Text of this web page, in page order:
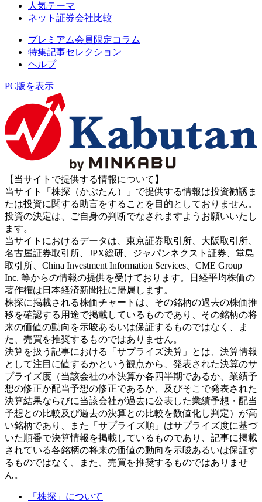
人気テーマ
ネット証券会社比較
プレミアム会員限定コラム
特集記事セレクション
ヘルプ
PC版を表示
【当サイトで提供する情報について】
当サイト「株探（かぶたん）」で提供する情報は投資勧誘ま
たは投資に関する助言をすることを目的としておりません。
投資の決定は、ご自身の判断でなされますようお願いいたし
ます。
当サイトにおけるデータは、東京証券取引所、大阪取引所、
名古屋証券取引所、JPX総研、ジャパンネクスト証券、堂島
取引所、China Investment Information Services、CME Group
Inc. 等からの情報の提供を受けております。日経平均株価の
著作権は日本経済新聞社に帰属します。
株探に掲載される株価チャートは、その銘柄の過去の株価推
移を確認する用途で掲載しているものであり、その銘柄の将
来の価値の動向を示唆あるいは保証するものではなく、ま
た、売買を推奨するものではありません。
決算を扱う記事における「サプライズ決算」とは、決算情報
として注目に値するかという観点から、発表された決算のサ
プライズ度（当該会社の本決算か各四半期であるか、業績予
想の修正か配当予想の修正であるか、及びそこで発表された
決算結果ならびに当該会社が過去に公表した業績予想・配当
予想との比較及び過去の決算との比較を数値化し判定）が高
い銘柄であり、また「サプライズ順」はサプライズ度に基づ
いた順番で決算情報を掲載しているものであり、記事に掲載
されている各銘柄の将来の価値の動向を示唆あるいは保証す
るものではなく、また、売買を推奨するものではありませ
ん。
「株探」について